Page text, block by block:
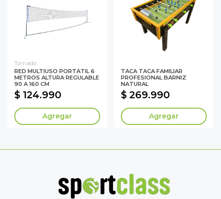
Tornado
RED MULTIUSO PORTATIL 6
METROS ALTURA REGULABLE
90 A 160 CM
$ 124.990
Agregar
TACA TACA FAMILIAR
PROFESIONAL BARNIZ
NATURAL
$ 269.990
Agregar